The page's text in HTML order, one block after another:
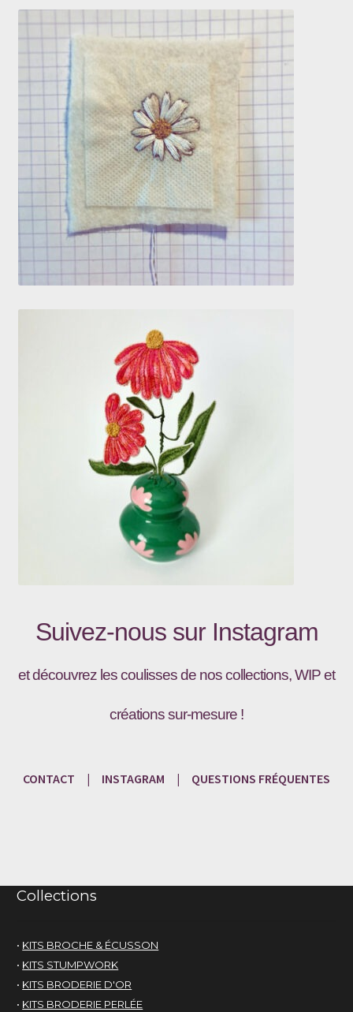
Suivez-nous sur Instagram
et découvrez les coulisses de nos collections, WIP et
créations sur-mesure !
CONTACT | INSTAGRAM | QUESTIONS FRÉQUENTES
Collections
• KITS BROCHE & ÉCUSSON
• KITS STUMPWORK
• KITS BRODERIE D'OR
• KITS BRODERIE PERLÉE